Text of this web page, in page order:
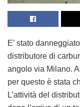
E’ stato
distributore di
angolo via Milano.
per questo è stata
L’attività del